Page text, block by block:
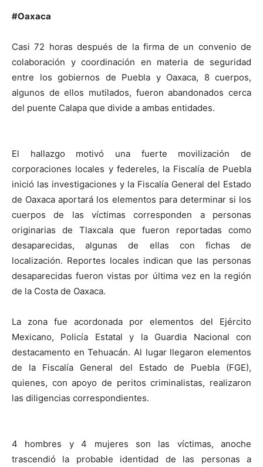
#Oaxaca
Casi 72 horas después de la firma de un convenio de
colaboración y coordinación en materia de seguridad
entre los gobiernos de Puebla y Oaxaca, 8 cuerpos,
algunos de ellos mutilados, fueron abandonados cerca
del puente Calapa que divide a ambas entidades.
El hallazgo motivó una fuerte movilización de
corporaciones locales y federeles, la Fiscalía de Puebla
inició las investigaciones y la Fiscalía General del Estado
de Oaxaca aportará los elementos para determinar si los
cuerpos de las víctimas corresponden a personas
originarias de Tlaxcala que fueron reportadas como
desaparecidas, algunas de ellas con fichas de
localización. Reportes locales indican que las personas
desaparecidas fueron vistas por última vez en la región
de la Costa de Oaxaca.
La zona fue acordonada por elementos del Ejército
Mexicano, Policía Estatal y la Guardia Nacional con
destacamento en Tehuacán. Al lugar llegaron elementos
de la Fiscalía General del Estado de Puebla (FGE),
quienes, con apoyo de peritos criminalistas, realizaron
las diligencias correspondientes.
4 hombres y 4 mujeres son las víctimas, anoche
trascendió la probable identidad de las personas a